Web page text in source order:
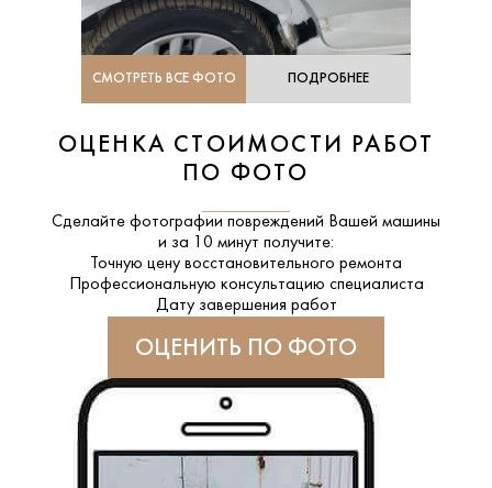
СМОТРЕТЬ ВСЕ ФОТО ПОДРОБНЕЕ
ОЦЕНКА СТОИМОСТИ РАБОТ
ПО ФОТО
Сделайте фотографии повреждений Вашей машины
и за
10 минут получите:
Точную цену восстановительного ремонта
Профессиональную консультацию специалиста
Дату завершения работ
ОЦЕНИТЬ ПО ФОТО